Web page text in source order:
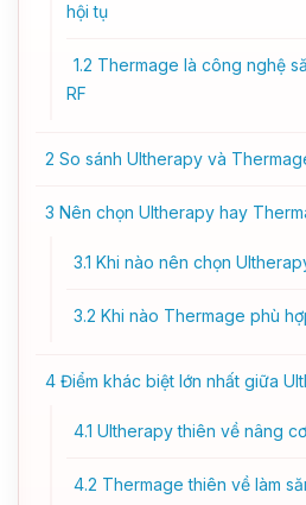
hội tụ
1.2 Thermage là công nghệ
RF
2 So sánh Ultherapy và
3 Nên chọn Ultherapy hay
3.1 Khi nào nên chọn
3.2 Khi nào Thermage phù
4 Điểm khác biệt lớn nhất giữa
4.1 Ultherapy thiên về nâng
4.2 Thermage thiên về làm